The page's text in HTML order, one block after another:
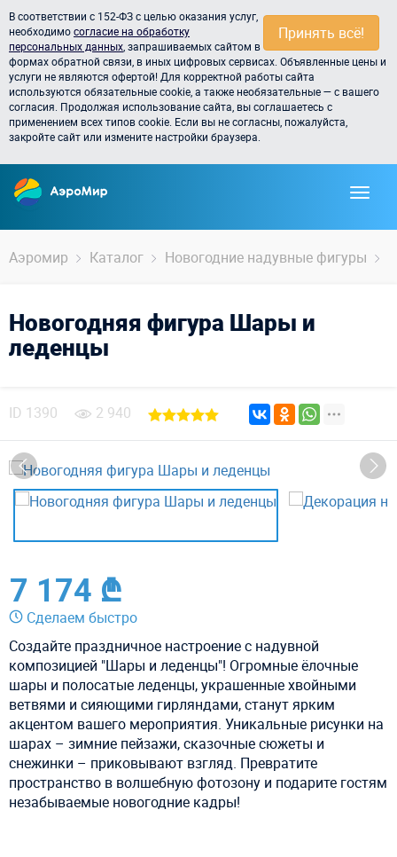
Принять всё!
В соответствии с 152-ФЗ с целью оказания услуг,
необходимосогласие на обработку
персональных данных , запрашиваемых сайтом в
формах обратной связи, в иных цифровых сервисах. Объявленные цены и
услуги не являются офертой! Для корректной работы сайта
используются обязательные cookie, а также необязательные — с вашего
согласия. Продолжая использование сайта, вы соглашаетесь с
применением всех типов cookie. Если вы не согласны, пожалуйста,
закройте сайт или измените настройки браузера.
Аэромир Каталог Новогодние надувные фигуры
Новогодняя фигура Шары и
леденцы
ID 1390 2 940
7 174 ₾
Сделаем быстро
Создайте праздничное настроение с надувной
композицией "Шары и леденцы"! Огромные ёлочные
шары и полосатые леденцы, украшенные хвойными
ветвями и сияющими гирляндами, станут ярким
акцентом вашего мероприятия. Уникальные рисунки на
шарах – зимние пейзажи, сказочные сюжеты и
снежинки – приковывают взгляд. Превратите
пространство в волшебную фотозону и подарите гостям
незабываемые новогодние кадры!